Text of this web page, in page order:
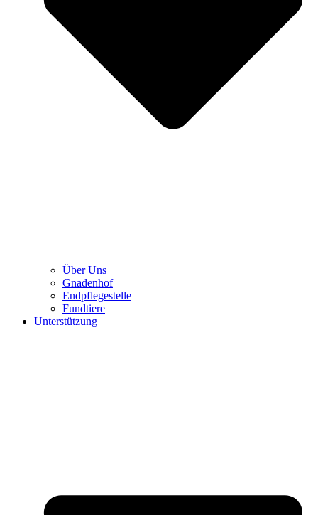
Über Uns
Gnadenhof
Endpflegestelle
Fundtiere
Unterstützung